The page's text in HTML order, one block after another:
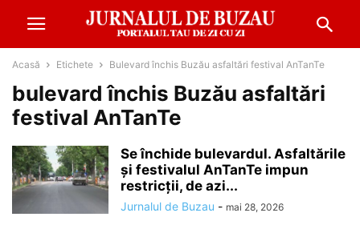
Acasă Etichete Bulevard închis Buzău asfaltări festival AnTanTe
bulevard închis Buzău asfaltări
festival AnTanTe
Se închide bulevardul. Asfaltările
și festivalul AnTanTe impun
restricții, de azi...
Jurnalul de Buzau - mai 28, 2026